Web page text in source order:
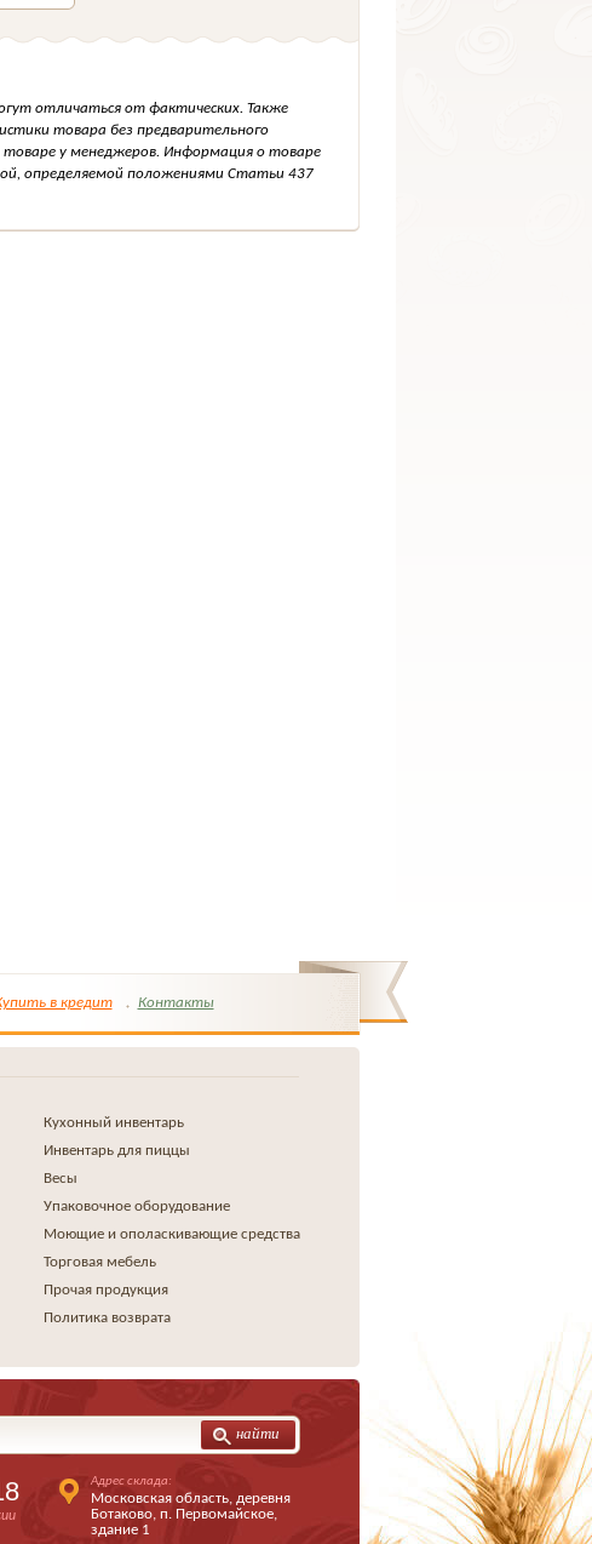
отличаться от фактических. Также
товара без предварительного
у менеджеров. Информация о товаре
определяемой положениями Статьи 437
в кредит Контакты
Кухонный инвентарь
Инвентарь для пиццы
Весы
Упаковочное оборудование
Моющие и ополаскивающие средства
Торговая мебель
Прочая продукция
Политика возврата
найти
Адрес склада:
Московская область, деревня
Ботаково, п. Первомайское,
здание 1